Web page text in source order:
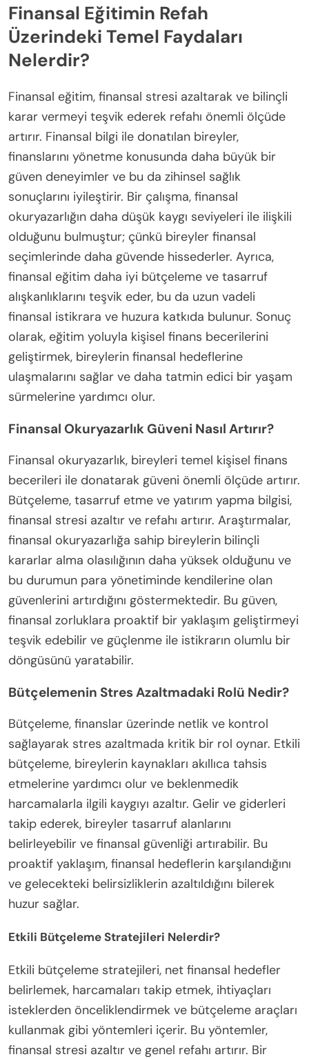
Finansal Eğitimin Refah
Üzerindeki Temel Faydaları
Nelerdir?
Finansal eğitim, finansal stresi azaltarak ve bilinçli
karar vermeyi teşvik ederek refahı önemli ölçüde
artırır. Finansal bilgi ile donatılan bireyler,
finanslarını yönetme konusunda daha büyük bir
güven deneyimler ve bu da zihinsel sağlık
sonuçlarını iyileştirir. Bir çalışma, finansal
okuryazarlığın daha düşük kaygı seviyeleri ile ilişkili
olduğunu bulmuştur; çünkü bireyler finansal
seçimlerinde daha güvende hissederler. Ayrıca,
finansal eğitim daha iyi bütçeleme ve tasarruf
alışkanlıklarını teşvik eder, bu da uzun vadeli
finansal istikrara ve huzura katkıda bulunur. Sonuç
olarak, eğitim yoluyla kişisel finans becerilerini
geliştirmek, bireylerin finansal hedeflerine
ulaşmalarını sağlar ve daha tatmin edici bir yaşam
sürmelerine yardımcı olur.
Finansal Okuryazarlık Güveni Nasıl Artırır?
Finansal okuryazarlık, bireyleri temel kişisel finans
becerileri ile donatarak güveni önemli ölçüde artırır.
Bütçeleme, tasarruf etme ve yatırım yapma bilgisi,
finansal stresi azaltır ve refahı artırır. Araştırmalar,
finansal okuryazarlığa sahip bireylerin bilinçli
kararlar alma olasılığının daha yüksek olduğunu ve
bu durumun para yönetiminde kendilerine olan
güvenlerini artırdığını göstermektedir. Bu güven,
finansal zorluklara proaktif bir yaklaşım geliştirmeyi
teşvik edebilir ve güçlenme ile istikrarın olumlu bir
döngüsünü yaratabilir.
Bütçelemenin Stres Azaltmadaki Rolü Nedir?
Bütçeleme, finanslar üzerinde netlik ve kontrol
sağlayarak stres azaltmada kritik bir rol oynar. Etkili
bütçeleme, bireylerin kaynakları akıllıca tahsis
etmelerine yardımcı olur ve beklenmedik
harcamalarla ilgili kaygıyı azaltır. Gelir ve giderleri
takip ederek, bireyler tasarruf alanlarını
belirleyebilir ve finansal güvenliği artırabilir. Bu
proaktif yaklaşım, finansal hedeflerin karşılandığını
ve gelecekteki belirsizliklerin azaltıldığını bilerek
huzur sağlar.
Etkili Bütçeleme Stratejileri Nelerdir?
Etkili bütçeleme stratejileri, net finansal hedefler
belirlemek, harcamaları takip etmek, ihtiyaçları
isteklerden önceliklendirmek ve bütçeleme araçları
kullanmak gibi yöntemleri içerir. Bu yöntemler,
finansal stresi azaltır ve genel refahı artırır. Bir